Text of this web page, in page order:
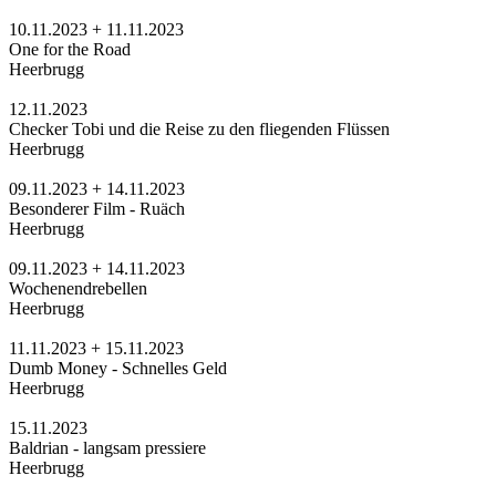
10.11.2023 + 11.11.2023
One for the Road
Heerbrugg
12.11.2023
Checker Tobi und die Reise zu den fliegenden Flüssen
Heerbrugg
09.11.2023 + 14.11.2023
Besonderer Film - Ruäch
Heerbrugg
09.11.2023 + 14.11.2023
Wochenendrebellen
Heerbrugg
11.11.2023 + 15.11.2023
Dumb Money - Schnelles Geld
Heerbrugg
15.11.2023
Baldrian - langsam pressiere
Heerbrugg